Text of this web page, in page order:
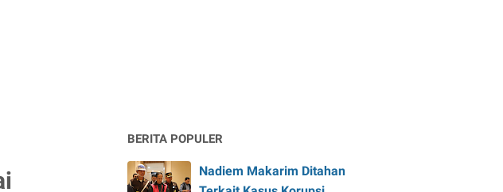
BERITA POPULER
Nadiem Makarim Ditahan